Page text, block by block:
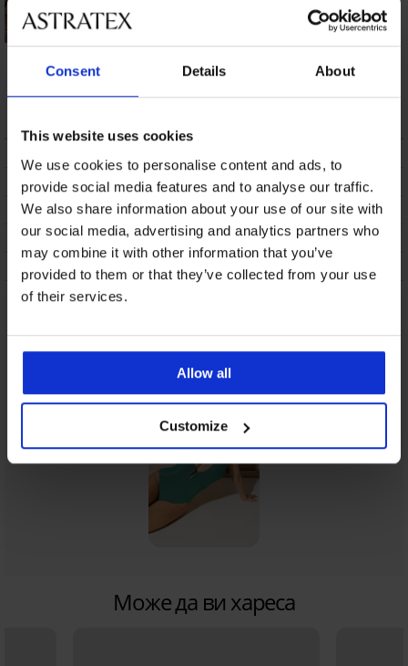
Consent Details About
This website uses cookies
We use cookies to personalise content and ads, to
provide social media features and to analyse our traffic.
We also share information about your use of our site with
our social media, advertising and analytics partners who
may combine it with other information that you’ve
provided to them or that they’ve collected from your use
of their services.
Allow all
Customize
две части
две части Satin Blue
ТРАНСПОРТ И ПЛАЩАНЕ
СМЯНА
ПОДДРЪЖКА И ПРАНЕ
ЗА МАРКАТА
От същата колекция Покажи
Може да ви хареса